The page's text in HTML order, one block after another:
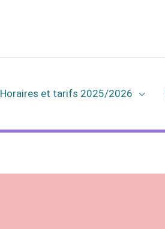
Horaires et tarifs 2025/2026